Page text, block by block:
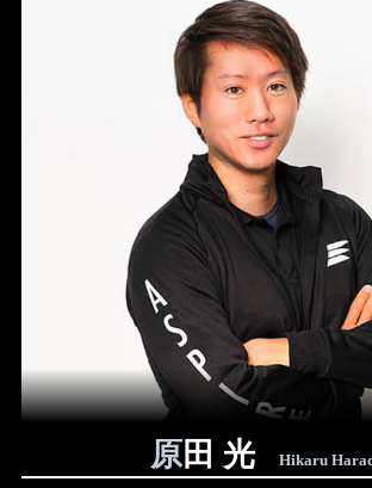
原田 光 Hikaru